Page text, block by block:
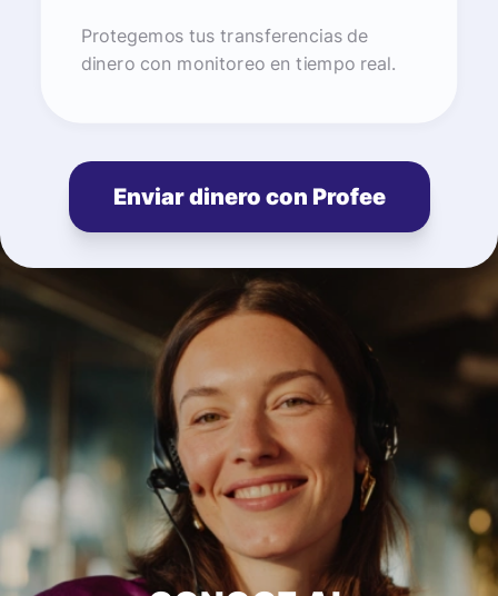
Protegemos tus transferencias de
dinero con monitoreo en tiempo real.
Enviar dinero con Profee